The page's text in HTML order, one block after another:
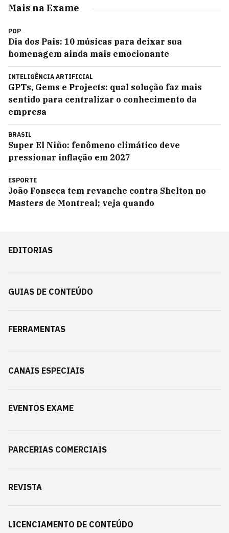
Mais na Exame
POP
Dia dos Pais: 10 músicas para deixar sua
homenagem ainda mais emocionante
INTELIGÊNCIA ARTIFICIAL
GPTs, Gems e Projects: qual solução faz mais
sentido para centralizar o conhecimento da
empresa
BRASIL
Super El Niño: fenômeno climático deve
pressionar inflação em 2027
ESPORTE
João Fonseca tem revanche contra Shelton no
Masters de Montreal; veja quando
EDITORIAS
GUIAS DE CONTEÚDO
FERRAMENTAS
CANAIS ESPECIAIS
EVENTOS EXAME
PARCERIAS COMERCIAIS
REVISTA
LICENCIAMENTO DE CONTEÚDO